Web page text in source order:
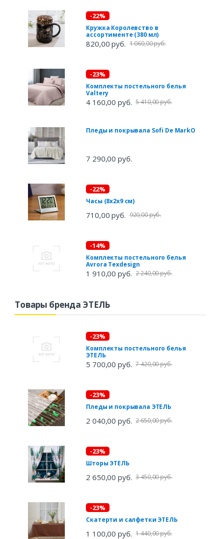
-22%
Кружка Королевство в
ассортименте (380 мл)
820,00 руб. 1 060,00 руб.
-23%
Комплекты постельного белья
Valtery
4 160,00 руб. 5 410,00 руб.
Пледы и покрывала Sofi De MarkO
7 290,00 руб.
-22%
Часы (8х2х9 см)
710,00 руб. 920,00 руб.
-14%
Комплекты постельного белья
Avrora Texdesign
1 910,00 руб. 2 240,00 руб.
Товары бренда ЭТЕЛЬ
-23%
Комплекты постельного белья
ЭТЕЛЬ
5 700,00 руб. 7 420,00 руб.
-23%
Пледы и покрывала ЭТЕЛЬ
2 040,00 руб. 2 650,00 руб.
-23%
Шторы ЭТЕЛЬ
2 650,00 руб. 3 450,00 руб.
-23%
Скатерти и салфетки ЭТЕЛЬ
1 100,00 руб. 1 440,00 руб.